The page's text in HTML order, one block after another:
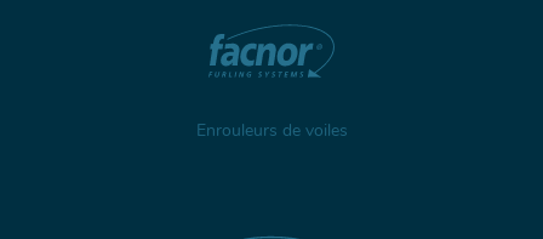
Enrouleurs de voiles